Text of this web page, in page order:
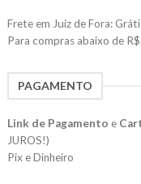
Frete em Juiz de Fora:
Para compras abaixo de
PAGAMENTO
Link de Pagamento e
JUROS!)
Pix e Dinheiro